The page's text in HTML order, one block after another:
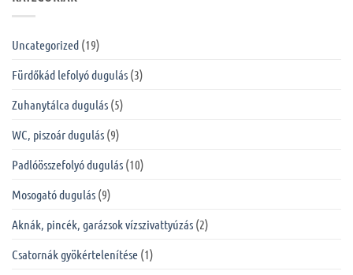
Uncategorized (19)
Fürdőkád lefolyó dugulás (3)
Zuhanytálca dugulás (5)
WC, piszoár dugulás (9)
Padlóösszefolyó dugulás (10)
Mosogató dugulás (9)
Aknák, pincék, garázsok vízszivattyúzás (2)
Csatornák gyökértelenítése (1)